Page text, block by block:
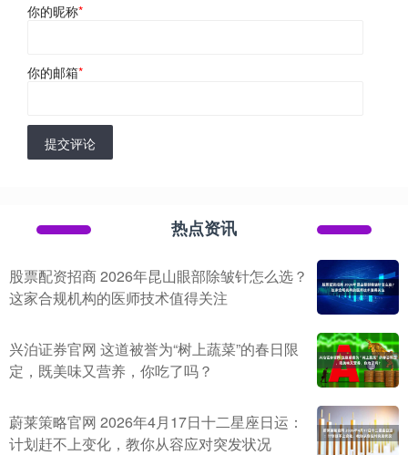
你的昵称*
你的邮箱*
提交评论
热点资讯
股票配资招商 2026年昆山眼部除皱针怎么选？
这家合规机构的医师技术值得关注
兴泊证券官网 这道被誉为“树上蔬菜”的春日限
定，既美味又营养，你吃了吗？
蔚莱策略官网 2026年4月17日十二星座日运：
计划赶不上变化，教你从容应对突发状况